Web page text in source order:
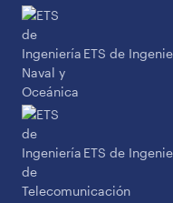
ETS de
ETS de